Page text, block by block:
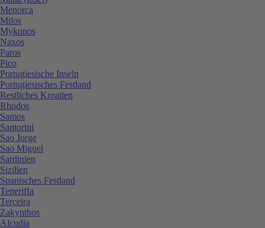
Menorca
Milos
Mykonos
Naxos
Paros
Pico
Portugiesische Inseln
Portugiesisches Festland
Restliches Kroatien
Rhodos
Samos
Santorini
Sao Jorge
Sao Miguel
Sardinien
Sizilien
Spanisches Festland
Teneriffa
Terceira
Zakynthos
Alcudia